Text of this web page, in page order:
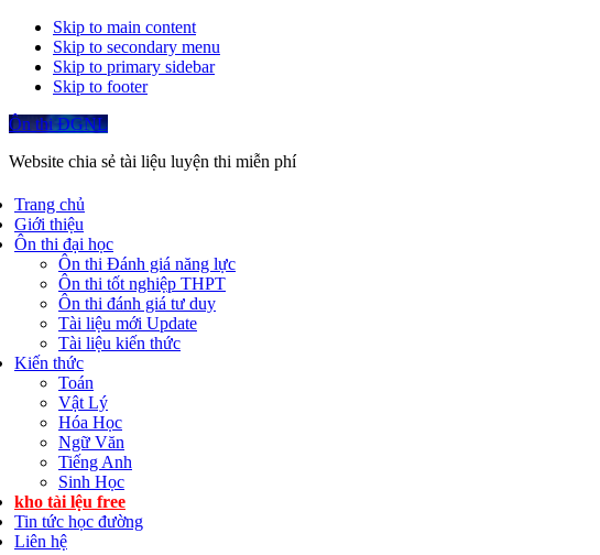
Skip to main content
Skip to secondary menu
Skip to primary sidebar
Skip to footer
Ôn thi ĐGNL
Website chia sẻ tài liệu luyện thi miễn phí
Trang chủ
Giới thiệu
Ôn thi đại học
Ôn thi Đánh giá năng lực
Ôn thi tốt nghiệp THPT
Ôn thi đánh giá tư duy
Tài liệu mới Update
Tài liệu kiến thức
Kiến thức
Toán
Vật Lý
Hóa Học
Ngữ Văn
Tiếng Anh
Sinh Học
kho tài lệu free
Tin tức học đường
Liên hệ